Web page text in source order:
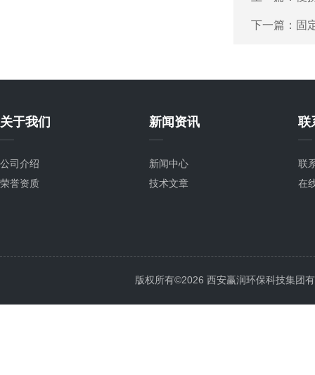
下一篇： 固
关于我们
公司介绍
荣誉资质
新闻资讯
新闻中心
技术文章
联
联
在
版权所有©2026 西安赢润环保科技集团